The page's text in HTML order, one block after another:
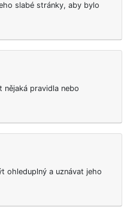
slabé stránky, aby bylo
nějaká pravidla nebo
ohleduplný a uznávat jeho